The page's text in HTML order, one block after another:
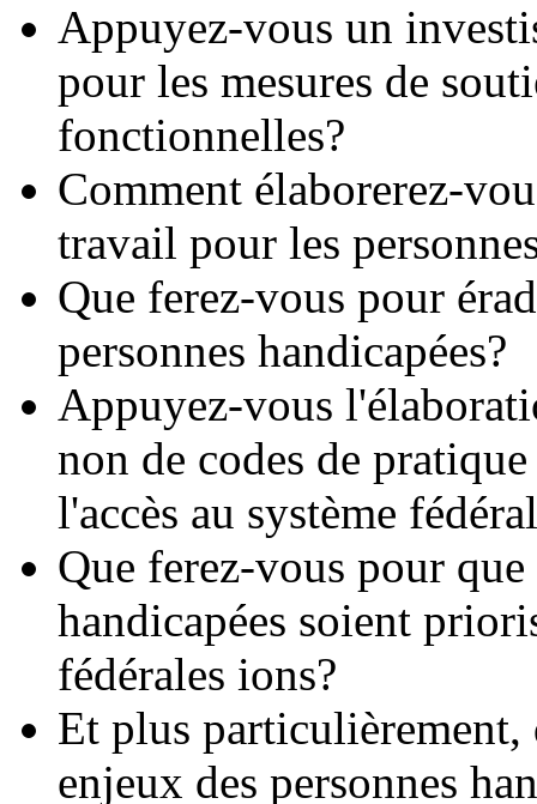
Appuyez-vous un
pour les mesures de
fonctionnelles?
Comment élaborerez-
travail pour les
Que ferez-vous pour
personnes handicapées?
Appuyez-vous
non de codes de
l'accès au système
Que ferez-vous pour
handicapées soient
fédérales ions?
Et plus particulièrement,
enjeux des personnes